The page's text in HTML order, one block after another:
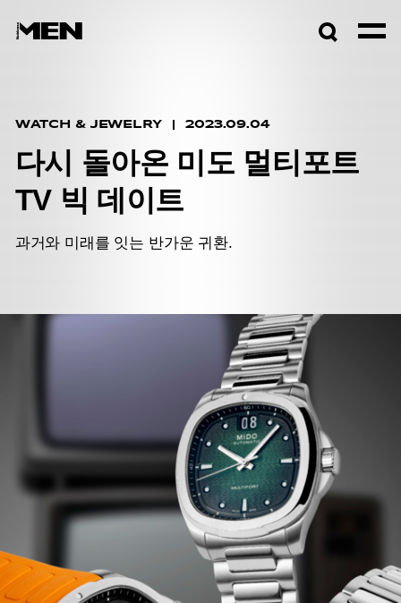
WATCH & JEWELRY 2023.09.04
다시 돌아온 미도 멀티포트
TV 빅 데이트
과거와 미래를 잇는 반가운 귀환.